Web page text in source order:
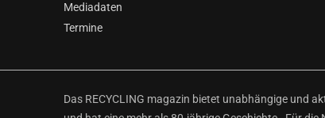
Mediadaten
Termine
Das RECYCLING magazin bietet unabhängige und